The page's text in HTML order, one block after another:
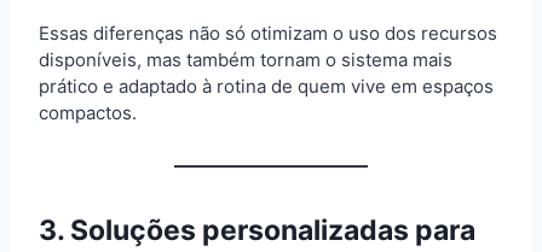
Essas diferenças não só otimizam o uso dos recursos
disponíveis, mas também tornam o sistema mais
prático e adaptado à rotina de quem vive em espaços
compactos.
3. Soluções personalizadas para